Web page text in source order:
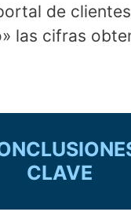
de
las cifras
CLAVE